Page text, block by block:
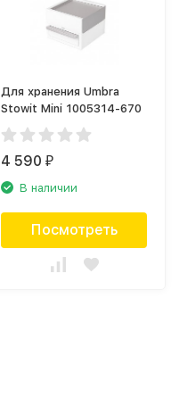
Для хранения Umbra
Stowit Mini 1005314-670
4 590₽
В наличии
Посмотреть